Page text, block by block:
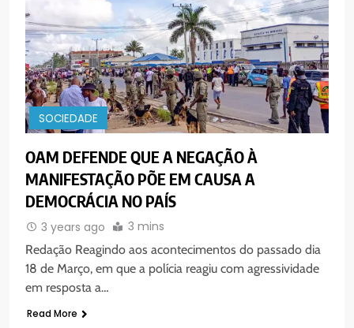
SOCIEDADE
OAM DEFENDE QUE A NEGAÇÃO À
MANIFESTAÇÃO PÕE EM CAUSA A
DEMOCRÁCIA NO PAÍS
3 years ago 3 mins
Redação Reagindo aos acontecimentos do passado dia
18 de Março, em que a polícia reagiu com agressividade
em resposta a…
Read More